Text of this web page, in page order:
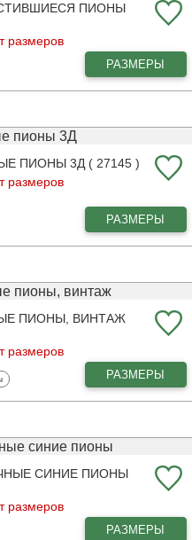
ПИОНЫ
размеров
РАЗМЕРЫ
ПИОНЫ 3Д ( 27145 )
размеров
РАЗМЕРЫ
ПИОНЫ, ВИНТАЖ
размеров
РАЗМЕРЫ
СИНИЕ ПИОНЫ
размеров
РАЗМЕРЫ